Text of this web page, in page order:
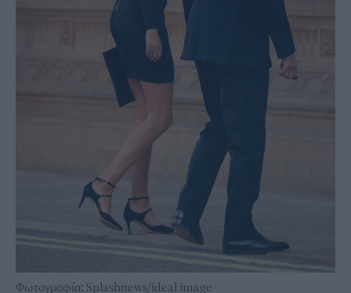
Φωτογραφία: Splashnews/ideal image